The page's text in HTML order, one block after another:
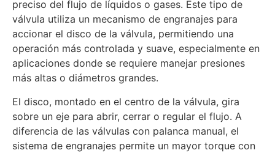
preciso del flujo de líquidos o gases. Este tipo de
válvula utiliza un mecanismo de engranajes para
accionar el disco de la válvula, permitiendo una
operación más controlada y suave, especialmente en
aplicaciones donde se requiere manejar presiones
más altas o diámetros grandes.
El disco, montado en el centro de la válvula, gira
sobre un eje para abrir, cerrar o regular el flujo. A
diferencia de las válvulas con palanca manual, el
sistema de engranajes permite un mayor torque con